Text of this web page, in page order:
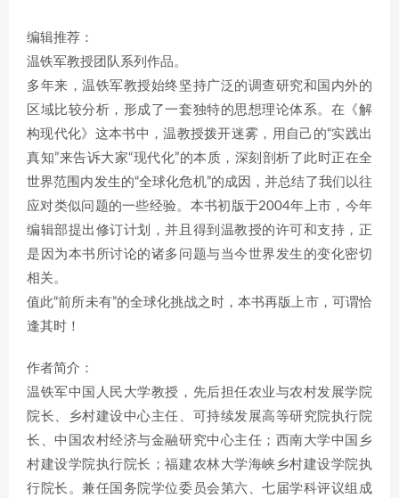
编辑推荐：
温铁军教授团队系列作品。
多年来，温铁军教授始终坚持广泛的调查研究和国内外的
区域比较分析，形成了一套独特的思想理论体系。在《解
构现代化》这本书中，温教授拨开迷雾，用自己的“实践出
真知”来告诉大家“现代化”的本质，深刻剖析了此时正在全
世界范围内发生的“全球化危机”的成因，并总结了我们以往
应对类似问题的一些经验。本书初版于2004年上市，今年
编辑部提出修订计划，并且得到温教授的许可和支持，正
是因为本书所讨论的诸多问题与当今世界发生的变化密切
相关。
值此“前所未有”的全球化挑战之时，本书再版上市，可谓恰
逢其时！
作者简介：
温铁军中国人民大学教授，先后担任农业与农村发展学院
院长、乡村建设中心主任、可持续发展高等研究院执行院
长、中国农村经济与金融研究中心主任；西南大学中国乡
村建设学院执行院长；福建农林大学海峡乡村建设学院执
行院长。兼任国务院学位委员会第六、七届学科评议组成